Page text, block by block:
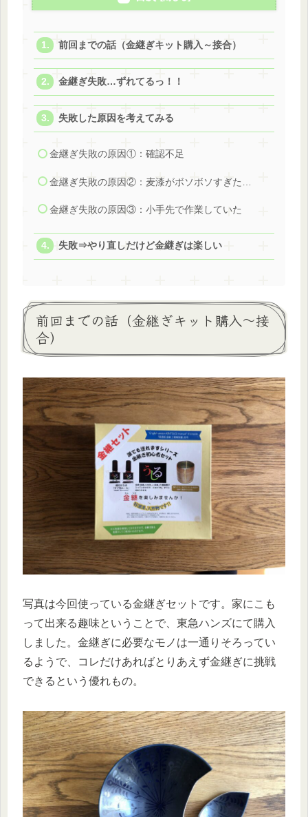
前回までの話（金継ぎキット購入～接合）
金継ぎ失敗…ずれてるっ！！
失敗した原因を考えてみる
金継ぎ失敗の原因①：確認不足
金継ぎ失敗の原因②：麦漆がボソボソすぎた…
金継ぎ失敗の原因③：小手先で作業していた
失敗⇒やり直しだけど金継ぎは楽しい
前回までの話（金継ぎキット購入～接
合）
写真は今回使っている金継ぎセットです。家にこも
って出来る趣味ということで、東急ハンズにて購入
しました。金継ぎに必要なモノは一通りそろってい
るようで、コレだけあればとりあえず金継ぎに挑戦
できるという優れもの。